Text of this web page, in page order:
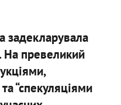
задекларувала
На превеликий
“спекуляціями